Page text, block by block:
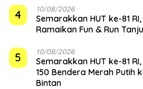
4 10/08/2026
Semarakkan HUT ke-81
Ramaikan Fun & Run
5 10/08/2026
Semarakkan HUT ke-81
150 Bendera Merah Putih
Bintan